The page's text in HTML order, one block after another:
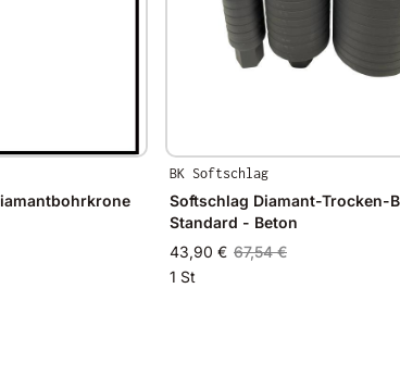
Ø 52mm
Ø 62mm
Ø 102mm
Ø 112mm
Ø 122mm
BK Softschlag
Softschlag Diamant-Trocken-
Standard - Beton
43,90 € 67,54 €
1 St